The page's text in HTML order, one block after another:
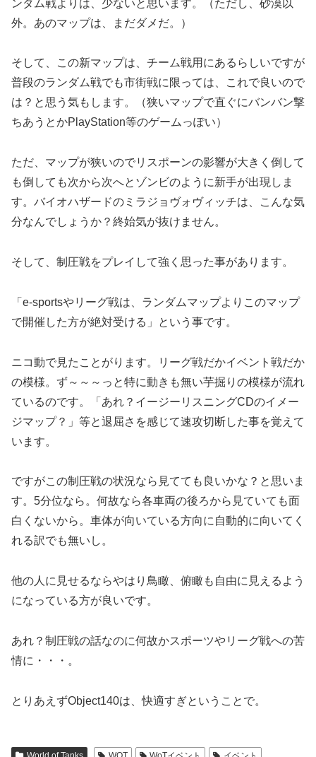
ンダム戦よりは、少ないと思います。（ただし、砂漠以
外。あのマップは、まだダメだ。）
そして、この新マップは、チーム戦用にあるらしいですが
普段のランダム戦でも市街戦に限っては、これで良いので
は？と思う気もします。（狭いマップで直ぐにバンバン撃
ちあうとかPlayStation等のゲームっぽい）
ただ、マップが狭いのでリスポーンの影響が大きく倒して
も倒しても次から次へとゾンビのように新手が出現しま
す。バイオハザードのミラジョヴォヴィッチは、こんな気
分なんでしょうか？終始気が抜けません。
そして、制圧戦をプレイして強く思った事があります。
「e-sportsやリーグ戦は、ランダムマップよりこのマップ
で開催した方が絶対受ける」という事です。
ニコ動で見たことがります。リーグ戦だかイベント戦だか
の模様。ず～～～っと特に動きも無い芋掘りの模様が流れ
ているのです。「あれ？イージーリスニングCDのイメー
ジマップ？」等と退屈さを感じて速攻切断した事を覚えて
います。
ですがこの制圧戦の状況なら見てても良いかな？と思いま
す。5分位なら。何故なら各車両の後ろから見ていても面
白くないから。車体が向いている方向に自動的に向いてく
れる訳でも無いし。
他の人に見せるならやはり鳥瞰、俯瞰も自由に見えるよう
になっている方が良いです。
あれ？制圧戦の話なのに何故かスポーツやリーグ戦への苦
情に・・・。
とりあえずObject140は、快適すぎということで。